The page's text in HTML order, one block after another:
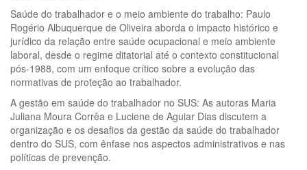
Saúde do trabalhador e o meio ambiente do trabalho: Paulo
Rogério Albuquerque de Oliveira aborda o impacto histórico e
jurídico da relação entre saúde ocupacional e meio ambiente
laboral, desde o regime ditatorial até o contexto constitucional
pós-1988, com um enfoque crítico sobre a evolução das
normativas de proteção ao trabalhador.
A gestão em saúde do trabalhador no SUS: As autoras Maria
Juliana Moura Corrêa e Luciene de Aguiar Dias discutem a
organização e os desafios da gestão da saúde do trabalhador
dentro do SUS, com ênfase nos aspectos administrativos e nas
políticas de prevenção.